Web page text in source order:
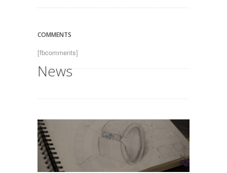
COMMENTS
[fbcomments]
News